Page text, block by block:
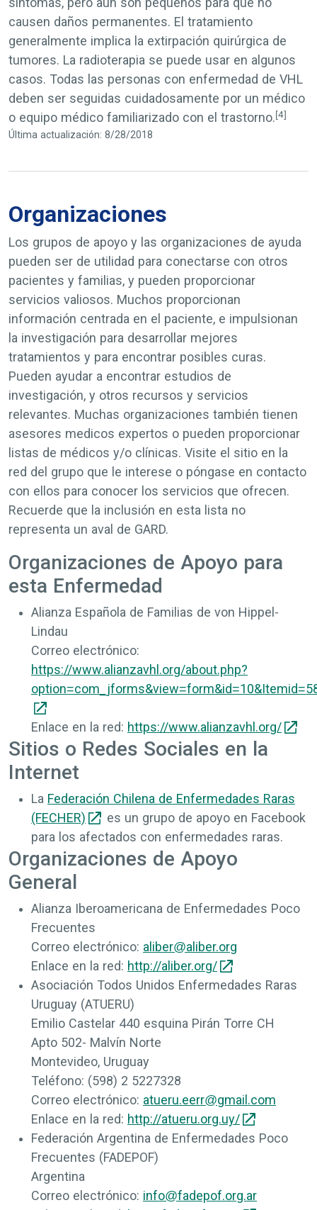
síntomas, pero aún son pequeños para que no
causen daños permanentes. El tratamiento
generalmente implica la extirpación quirúrgica de
tumores. La radioterapia se puede usar en algunos
casos. Todas las personas con enfermedad de VHL
deben ser seguidas cuidadosamente por un médico
o equipo médico familiarizado con el trastorno.[4]
Última actualización: 8/28/2018
Organizaciones
Los grupos de apoyo y las organizaciones de ayuda
pueden ser de utilidad para conectarse con otros
pacientes y familias, y pueden proporcionar
servicios valiosos. Muchos proporcionan
información centrada en el paciente, e impulsionan
la investigación para desarrollar mejores
tratamientos y para encontrar posibles curas.
Pueden ayudar a encontrar estudios de
investigación, y otros recursos y servicios
relevantes. Muchas organizaciones también tienen
asesores medicos expertos o pueden proporcionar
listas de médicos y/o clínicas. Visite el sitio en la
red del grupo que le interese o póngase en contacto
con ellos para conocer los servicios que ofrecen.
Recuerde que la inclusión en esta lista no
representa un aval de GARD.
Organizaciones de Apoyo para
esta Enfermedad
Alianza Española de Familias de von Hippel-
Lindau
Correo electrónico:
https://www.alianzavhl.org/about.php?
Enlace en la red: https://www.alianzavhl.org/
Sitios o Redes Sociales en la
Internet
La Federación Chilena de Enfermedades Raras
(FECHER)
es un grupo de apoyo en Facebook
para los afectados con enfermedades raras.
Organizaciones de Apoyo
General
Alianza Iberoamericana de Enfermedades Poco
Frecuentes
Correo electrónico: aliber@aliber.org
Enlace en la red: http://aliber.org/
Asociación Todos Unidos Enfermedades Raras
Uruguay (ATUERU)
Emilio Castelar 440 esquina Pirán Torre CH
Apto 502- Malvín Norte
Montevideo, Uruguay
Teléfono: (598) 2 5227328
Correo electrónico: atueru.eerr@gmail.com
Enlace en la red: http://atueru.org.uy/
Federación Argentina de Enfermedades Poco
Frecuentes (FADEPOF)
Argentina
Correo electrónico: info@fadepof.org.ar